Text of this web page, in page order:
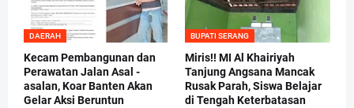
DAERAH
Kecam Pembangunan dan
Perawatan Jalan Asal -
asalan, Koar Banten Akan
Gelar Aksi Beruntun
BUPATI SERANG
Miris!! MI Al Khairiyah
Tanjung Angsana Mancak
Rusak Parah, Siswa Belajar
di Tengah Keterbatasan